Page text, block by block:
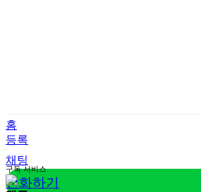
홈
등록
채팅
전화하기
구독 서비스